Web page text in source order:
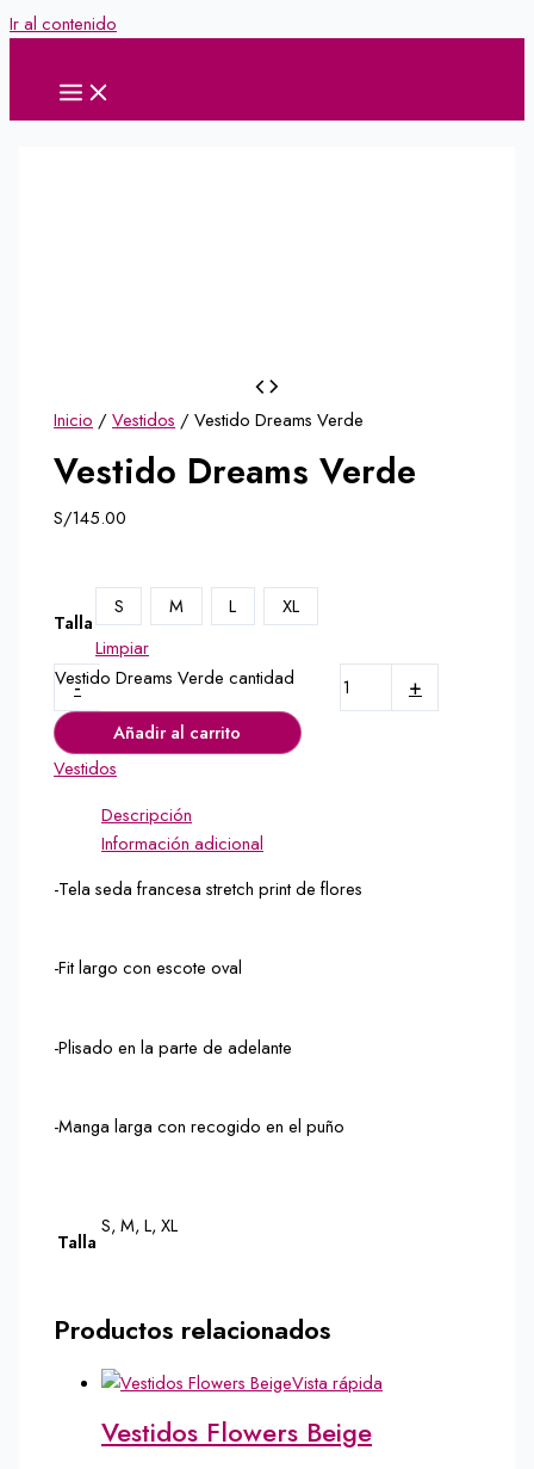
Ir al contenido
Inicio /Vestidos / Vestido Dreams Verde
Vestido Dreams Verde
S/145.00
Talla
S M L
XL
Limpiar
-
Vestido Dreams Verde cantidad +
Añadir al carrito
Vestidos
Descripción
Información adicional
-Tela seda francesa stretch print de flores
-Fit largo con escote oval
-Plisado en la parte de adelante
-Manga larga con recogido en el puño
Talla
S, M, L, XL
Productos relacionados
Vista rápida
Vestidos Flowers Beige